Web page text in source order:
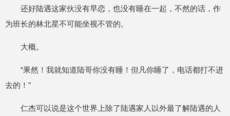
还好陆遇这家伙没有早恋，也没有睡在一起，不然的话，作
为班长的林北星不可能坐视不管的。
大概。
“果然！我就知道陆哥你没有睡！但凡你睡了，电话都打不进
去的！”
仁杰可以说是这个世界上除了陆遇家人以外最了解陆遇的人